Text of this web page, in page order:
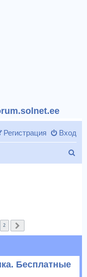
Вход
Регистрация
2
Бесплатные